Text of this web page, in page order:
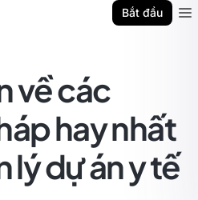
Bắt đầu
về các
hay nhất
lý dự án y tế